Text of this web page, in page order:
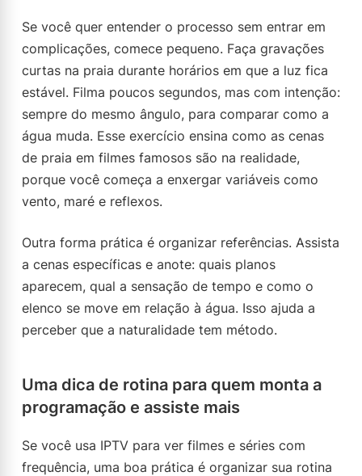
Se você quer entender o processo sem entrar em
complicações, comece pequeno. Faça gravações
curtas na praia durante horários em que a luz fica
estável. Filma poucos segundos, mas com intenção:
sempre do mesmo ângulo, para comparar como a
água muda. Esse exercício ensina como as cenas
de praia em filmes famosos são na realidade,
porque você começa a enxergar variáveis como
vento, maré e reflexos.
Outra forma prática é organizar referências. Assista
a cenas específicas e anote: quais planos
aparecem, qual a sensação de tempo e como o
elenco se move em relação à água. Isso ajuda a
perceber que a naturalidade tem método.
Uma dica de rotina para quem monta a
programação e assiste mais
Se você usa IPTV para ver filmes e séries com
frequência, uma boa prática é organizar sua rotina